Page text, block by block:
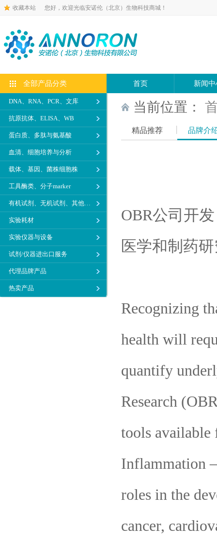
收藏本站 您好，欢迎光临安诺伦（北京）生物科技商城！
全部产品分类
DNA、RNA、PCR、文库
抗原抗体、ELISA、WB
蛋白质、多肽与氨基酸
血清、细胞培养与分析
载体、基因、菌株细胞株
工具酶类、分子marker
有机试剂、无机试剂、其他生化试剂
实验耗材
实验仪器与设备
试剂/仪器进出口服务
代理品牌产品
热卖产品
首页 新闻中
当前位置：
精品推荐 品牌介
OBR公司开
医学和制药
Recognizing
health will
quantify
Research
tools available
Inflammation
roles in the
cancer,